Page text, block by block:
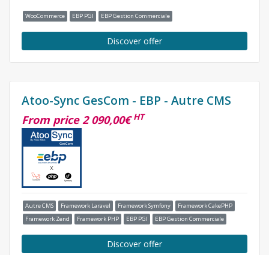
WooCommerce EBP PGI EBP Gestion Commerciale
Discover offer
Atoo-Sync GesCom - EBP - Autre CMS
From price 2 090,00€HT
Autre CMS Framework Laravel Framework Symfony
Framework CakePHP
Framework Zend
Framework PHP EBP PGI EBP Gestion Commerciale
Discover offer